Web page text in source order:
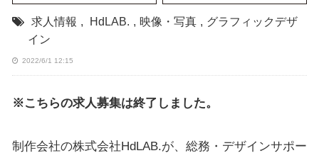
求人情報 , HdLAB. , 映像・写真 , グラフィックデザ
イン
2022/6/1 12:15
※こちらの求人募集は終了しました。
制作会社の株式会社HdLAB.が、総務・デザインサポー